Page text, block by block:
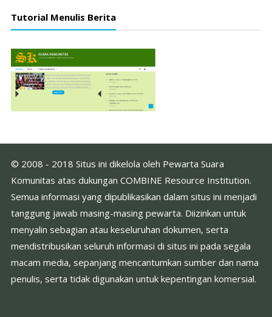
Tutorial Menulis Berita
© 2008 - 2018 Situs ini dikelola oleh Pewarta Suara
Komunitas atas dukungan COMBINE Resource Institution.
Semua informasi yang dipublikasikan dalam situs ini menjadi
tanggung jawab masing-masing pewarta. Diizinkan untuk
menyalin sebagian atau keseluruhan dokumen, serta
mendistribusikan seluruh informasi di situs ini pada segala
macam media, sepanjang mencantumkan sumber dan nama
penulis, serta tidak digunakan untuk kepentingan komersial.